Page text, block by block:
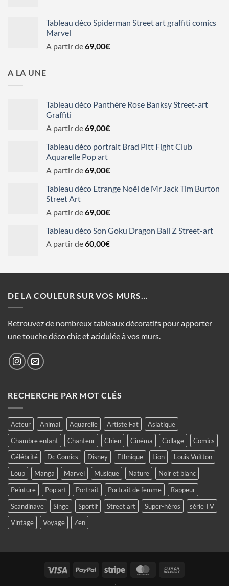
Tableau déco Spiderman Street art graffiti comics
Marvel
A partir de69,00€
A LA UNE
Tableau déco Panthère Rose Banksy Street-art
Graffiti
A partir de69,00€
Tableau déco portrait Brad Pitt Fight Club
Aquarelle Pop art
A partir de69,00€
Tableau déco Etrange Noël de Mr Jack Tim Burton
Street Art
A partir de69,00€
Tableau déco Son Goku Dragon Ball Z Street-art
A partir de60,00€
DE LA COULEUR SUR VOS MURS...
Retrouvez de nombreux tableaux décoratifs pour apporter
une touche déco chic et acidulée à vos murs.
RECHERCHE PAR MOT CLÉS
Acteur Animal Aquarelle Artiste Fat
Asiatique
Chambre enfant
Chanteur Chien Cinéma Collage
Comics
Célébrité
Dc Comics Disney Ethnique Lion
Louis Vuitton
Loup
Manga Marvel Musique Nature
Noir et blanc
Peinture
Pop art Portrait Portrait de femme
Rappeur
Scandinave
Singe Sportif Street art Super-héros
série TV
Vintage
Voyage Zen
Visa PayPal Stripe MasterCard